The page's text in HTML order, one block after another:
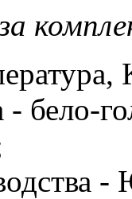
- бело-